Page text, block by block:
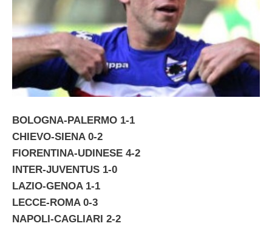
BOLOGNA-PALERMO 1-1
CHIEVO-SIENA 0-2
FIORENTINA-UDINESE 4-2
INTER-JUVENTUS 1-0
LAZIO-GENOA 1-1
LECCE-ROMA 0-3
NAPOLI-CAGLIARI 2-2